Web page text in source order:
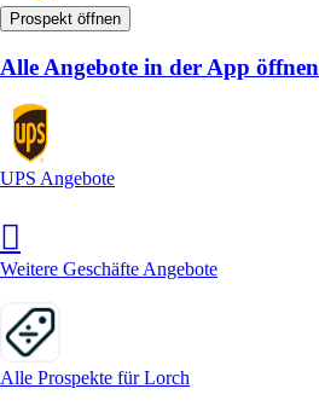
Prospekt öffnen
Alle Angebote in der App öffnen
UPS Angebote
Weitere Geschäfte Angebote
Alle Prospekte für Lorch